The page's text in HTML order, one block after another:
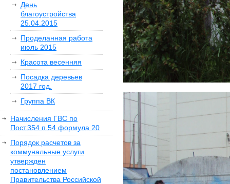
День
благоустройства
25.04.2015
Проделанная работа
июль 2015
Красота весенняя
Посадка деревьев
2017 год.
Группа ВК
Начисления ГВС по
Пост.354 п.54 формула 20
Порядок расчетов за
коммунальные услуги
утвержден
постановлением
Правительства Российской